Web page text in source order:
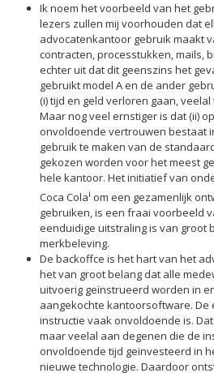
Ik noem het voorbeeld van het
lezers zullen mij voorhouden dat
advocatenkantoor gebruik maakt
contracten, processtukken, mails,
echter uit dat dit geenszins het
gebruikt model A en de ander
(i) tijd en geld verloren gaan,
Maar nog veel ernstiger is dat (ii)
onvoldoende vertrouwen bestaat
gebruik te maken van de
gekozen worden voor het meest
hele kantoor. Het initiatief van
Coca Colai om een gezamenlijk
gebruiken, is een fraai voorbeeld
eenduidige uitstraling is van groot
merkbeleving.
De backoffce is het hart van het
het van groot belang dat alle
uitvoerig geïnstrueerd worden in
aangekochte kantoorsoftware. De
instructie vaak onvoldoende is.
maar veelal aan degenen die de
onvoldoende tijd geïnvesteerd in
nieuwe technologie. Daardoor